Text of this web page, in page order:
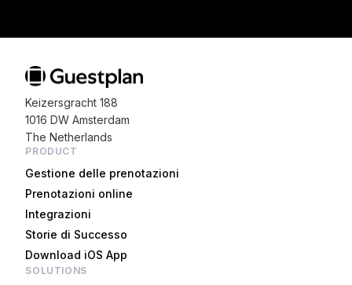
Keizersgracht 188
1016 DW Amsterdam
The Netherlands
PRODUCT
Gestione delle prenotazioni
Prenotazioni online
Integrazioni
Storie di Successo
Download iOS App
SOLUTIONS